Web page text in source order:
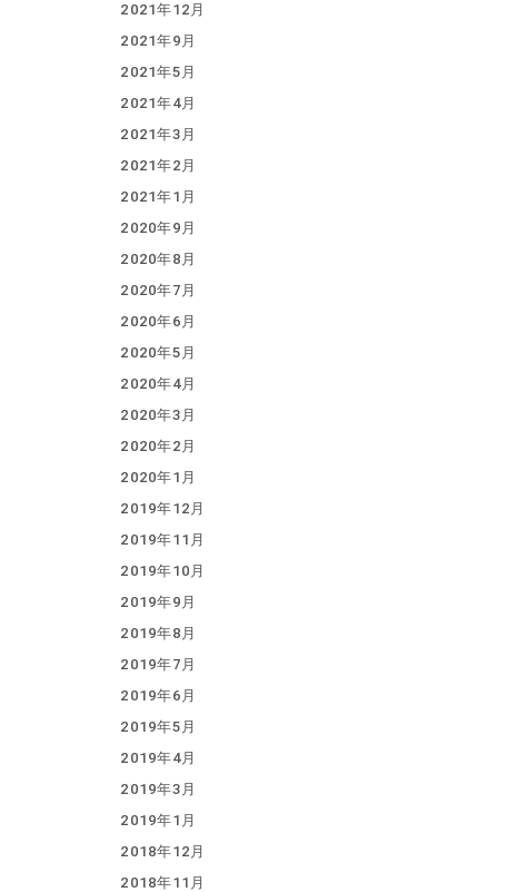
2021年12月
2021年9月
2021年5月
2021年4月
2021年3月
2021年2月
2021年1月
2020年9月
2020年8月
2020年7月
2020年6月
2020年5月
2020年4月
2020年3月
2020年2月
2020年1月
2019年12月
2019年11月
2019年10月
2019年9月
2019年8月
2019年7月
2019年6月
2019年5月
2019年4月
2019年3月
2019年1月
2018年12月
2018年11月